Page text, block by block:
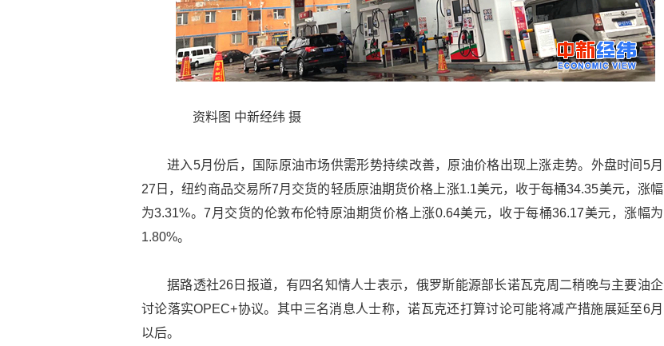
资料图 中新经纬 摄
进入5月份后，国际原油市场供需形势持续改善，原油价格出现上涨走势。外盘时间5月
27日，纽约商品交易所7月交货的轻质原油期货价格上涨1.1美元，收于每桶34.35美元，涨幅
为3.31%。7月交货的伦敦布伦特原油期货价格上涨0.64美元，收于每桶36.17美元，涨幅为
1.80%。
据路透社26日报道，有四名知情人士表示，俄罗斯能源部长诺瓦克周二稍晚与主要油企
讨论落实OPEC+协议。其中三名消息人士称，诺瓦克还打算讨论可能将减产措施展延至6月
以后。